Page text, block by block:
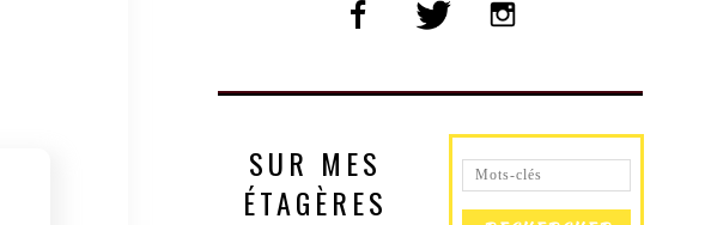
SUR MES
ÉTAGÈRES